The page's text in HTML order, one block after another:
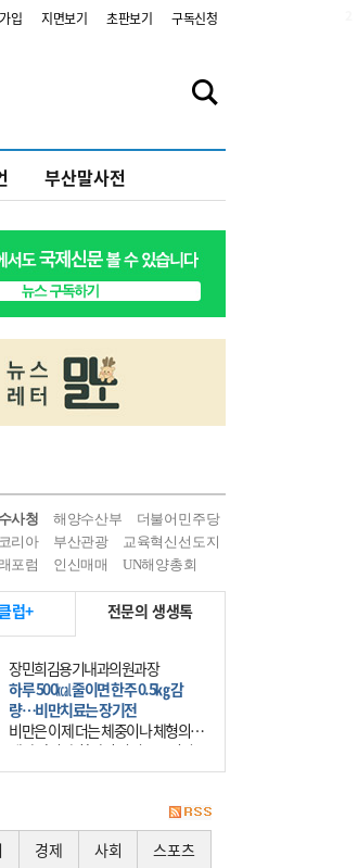
입 지면보기 초판보기 구독신청
부산말사전
사청 해양수산부
더불어민주당
리아 부산관광
교육혁신선도지
포럼 인신매매 UN해양총회
럽+ 전문의 생생톡
장민희김용기내과의원과장
하루 500㎉ 줄이면 한주 0.5㎏ 감
량…비만치료는 장기전
비만은 이제 더는 체중이나 체형의 문
제가 아니다. 하나의 질병으로 인지
하고 치료와 관리를 해야 한다. 세계
경제 사회 스포츠